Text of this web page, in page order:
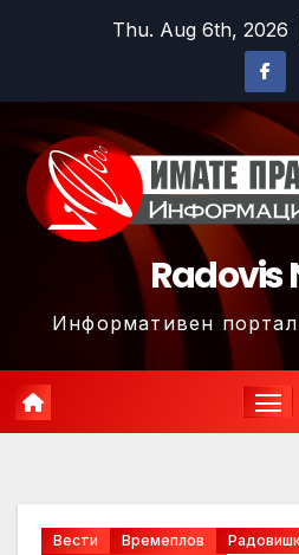
Thu. Aug 6th, 2026
Radovis
Информативен портал
Вести Времеплов